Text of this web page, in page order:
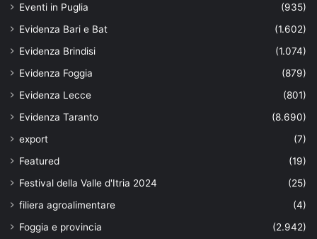
Eventi in Puglia
(935)
Evidenza Bari e Bat
(1.602)
Evidenza Brindisi
(1.074)
Evidenza Foggia
(879)
Evidenza Lecce
(801)
Evidenza Taranto
(8.690)
export
(7)
Featured
(19)
Festival della Valle d'Itria 2024
(25)
filiera agroalimentare
(4)
Foggia e provincia
(2.942)